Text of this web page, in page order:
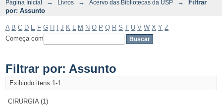
Página Inicial → Livros → Acervo das Bibliotecas da USP →
Filtrar
por: Assunto
A B C D E F G H J K M N O P Q R S T U V W X Y Z
Começa com
Filtrar por: Assunto
Exibindo itens 1-1
CIRURGIA (1)